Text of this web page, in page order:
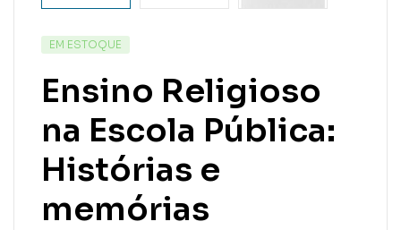
EM ESTOQUE
Ensino Religioso
na Escola Pública:
Histórias e
memórias